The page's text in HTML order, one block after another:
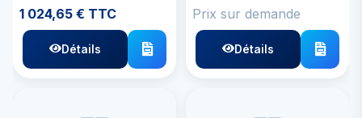
1 024,65 € TTC
Détails
Prix sur demande
Détails